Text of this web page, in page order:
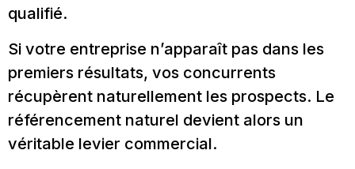
qualifié.
Si votre entreprise n’apparaît pas dans les
premiers résultats, vos concurrents
récupèrent naturellement les prospects. Le
référencement naturel devient alors un
véritable levier commercial.